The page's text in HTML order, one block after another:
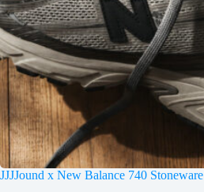
JJJJound x New Balance 740 Stoneware